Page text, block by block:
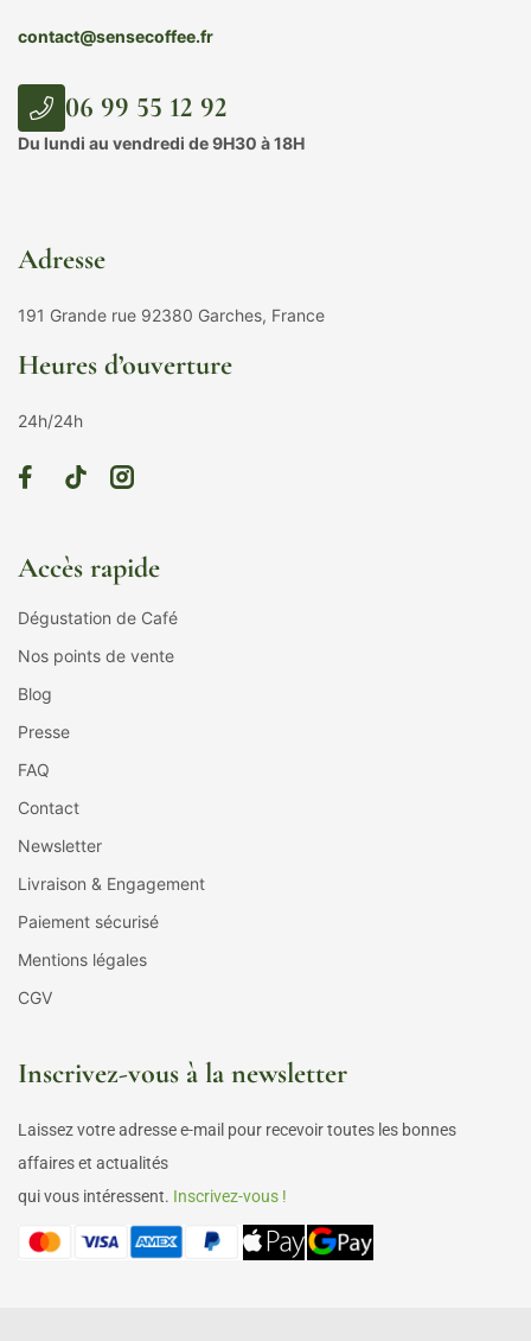
contact@sensecoffee.fr
06 99 55 12 92
Du lundi au vendredi de 9H30 à 18H
Adresse
191 Grande rue 92380 Garches, France
Heures d’ouverture
24h/24h
Accès rapide
Dégustation de Café
Nos points de vente
Blog
Presse
FAQ
Contact
Newsletter
Livraison & Engagement
Paiement sécurisé
Mentions légales
CGV
Inscrivez-vous à la newsletter
Laissez votre adresse e-mail pour recevoir toutes les bonnes
affaires et actualités
qui vous intéressent. Inscrivez-vous !